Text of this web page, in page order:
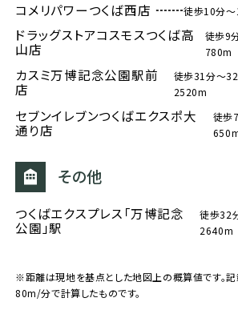
コメリパワーつくば西店 徒歩10分
ドラッグストアコスモスつくば高
山店
徒歩9
780m
カスミ万博記念公園駅前
店
徒歩31分～
2520m
セブンイレブンつくばエクスポ大
通り店
徒歩
その他
つくばエクスプレス「万博記念
公園」駅
徒歩32
2640m
※距離は現地を基点とした地図上の概算値です。
80m/分で計算したものです。